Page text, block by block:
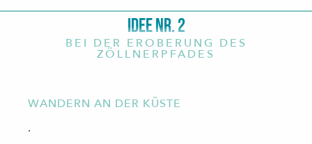
IDEE NR. 2
BEI DER EROBERUNG DES
ZÖLLNERPFADES
WANDERN AN DER KÜSTE
.